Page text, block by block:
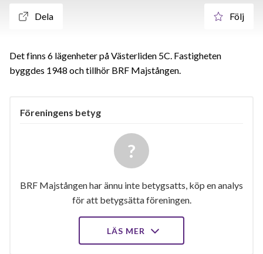
Dela Följ
Det finns 6 lägenheter på Västerliden 5C. Fastigheten
byggdes 1948 och tillhör BRF Majstången.
Föreningens betyg
BRF Majstången har ännu inte betygsatts, köp en analys
för att betygsätta föreningen.
LÄS MER